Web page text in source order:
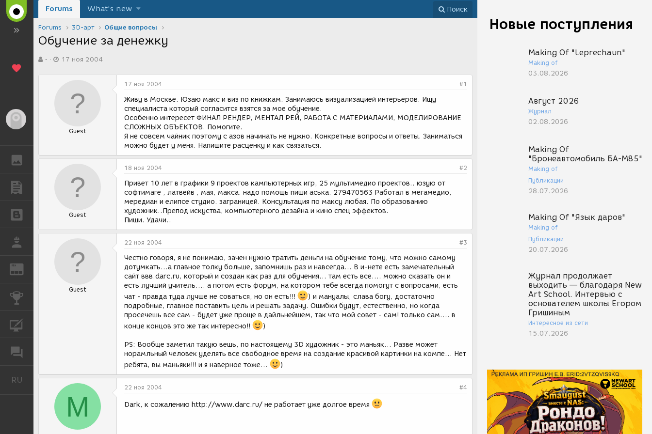
ПУБЛИКАЦИИ
REN
RU
Новые поступления
Making Of "Leprechaun"
Making of
03.08.2026
Август 2026
Журнал
02.08.2026
Making Of
"Бронеавтомобиль БА-М85"
Making of
Публикации
28.07.2026
Making Of "Язык даров"
Making of
Публикации
20.07.2026
Журнал продолжает
выходить — благодаря New
Art School. Интервью с
основателем школы Егором
Гришиным
Интересное из сети
15.07.2026
Forums What's new Поиск
Forums 3D-арт Общие вопросы
Обучение за денежку
в-
а
17 ноя 2004
Guest
17 ноя 2004 #1
Живу в Москве. Юзаю макс и виз по книжкам. Занимаюсь визуализацией интерьеров. Ищу
специалиста который согласится взятся за мое обучение.
Особенно интересет ФИНАЛ РЕНДЕР, МЕНТАЛ РЕЙ, РАБОТА С МАТЕРИАЛАМИ, МОДЕЛИРОВАНИЕ
СЛОЖНЫХ ОБЪЕКТОВ. Помогите.
Я не совсем чайник поэтому с азов начинать не нужно. Конкретные вопросы и ответы. Заниматься
можно будет у меня. Напишите расценку и как связаться.
Guest
18 ноя 2004 #2
Привет 10 лет в графики 9 проектов кампьютерных игр, 25 мультимедио проектов.. юзую от
софтимаге , латвейв , мая, макса. надо помощь пиши аська. 279470563 Работал в мегамедио,
мередиан и елипсе студио. заграницей. Консультация по максу любая. По образованию
художник..Препод искуства, компьютерного дезайна и кино спец эффектов.
Пиши. Удачи..
Guest
22 ноя 2004 #3
Честно говоря, я не понимаю, зачен нужно тратить деньги на обучение тому, что можно самому
дотумкать...а главное толку больше, запомнишь раз и навсегда... В и-нете есть замечательный
сайт ввв.darc.ru, который и создан как раз для обучения... там есть все.... можно сказать он и
есть лучший учитель.... а потом есть форум, на котором тебе всегда помогут с вопросами, есть
чат - правда туда лучше не соваться, но он есть!!!
) и мануалы, слава богу, достаточно
подробные, главное поставить цель и решать задачу. Ошибки будут, естественно, но когда
просечешь все сам - будет уже проще в дайльнейшем, так что мой совет - сам! только сам.... в
конце концов это же так интересно!!
)
PS: Вообще заметил такую вешь, по настоящему 3D художник - это маньяк... Разве может
норамльный человек уделять все свободное время на создание красивой картинки на компе... Нет
ребята, вы маньяки!!! и я наверное тоже...
)
M
22 ноя 2004 #4
Dark, к сожалению http://www.darc.ru/ не работает уже долгое время